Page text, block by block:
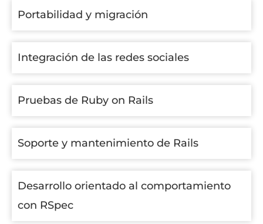
Portabilidad y migración
Integración de las redes sociales
Pruebas de Ruby on Rails
Soporte y mantenimiento de Rails
Desarrollo orientado al comportamiento
con RSpec